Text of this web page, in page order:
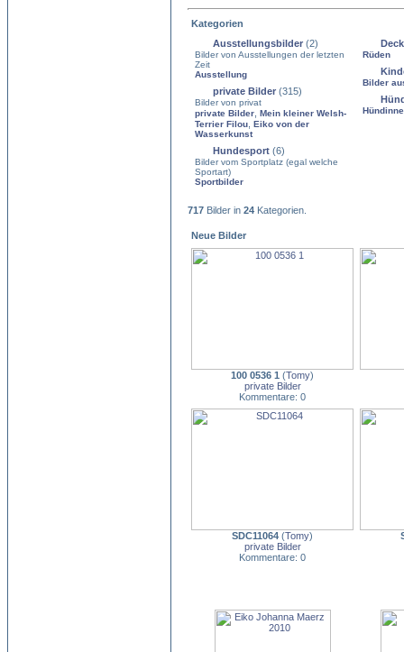
Kategorien
Ausstellungsbilder (2)
Bilder von Ausstellungen der letzten
Zeit
Ausstellung
private Bilder (315)
Bilder von privat
private Bilder Mein kleiner Welsh-
Terrier Filou Eiko von der
Wasserkunst
Hundesport (6)
Bilder vom Sportplatz (egal welche
Sportart)
Sportbilder
Rüden
Bilder
717 Bilder in 24 Kategorien.
Neue Bilder
100 0536 1 (Tomy)
private Bilder
Kommentare: 0
SDC11064 (Tomy)
private Bilder
Kommentare: 0